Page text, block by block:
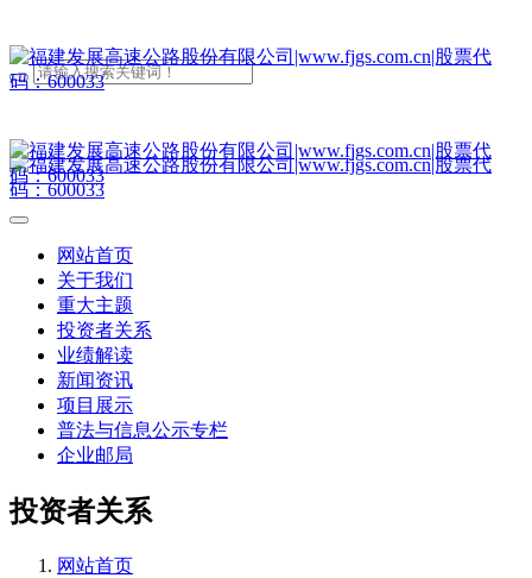
网站首页
关于我们
重大主题
投资者关系
业绩解读
新闻资讯
项目展示
普法与信息公示专栏
企业邮局
投资者关系
网站首页